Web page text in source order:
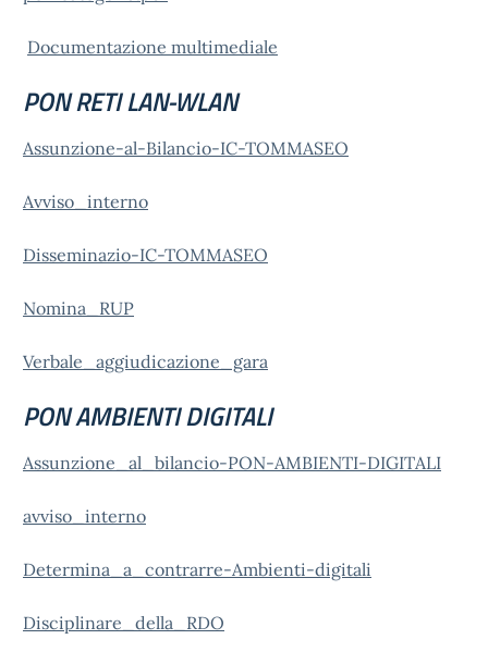
Documentazione multimediale
PON RETI LAN-WLAN
Assunzione-al-Bilancio-IC-TOMMASEO
Avviso_interno
Disseminazio-IC-TOMMASEO
Nomina_RUP
Verbale_aggiudicazione_gara
PON AMBIENTI DIGITALI
Assunzione_al_bilancio-PON-AMBIENTI-DIGITALI
avviso_interno
Determina_a_contrarre-Ambienti-digitali
Disciplinare_della_RDO